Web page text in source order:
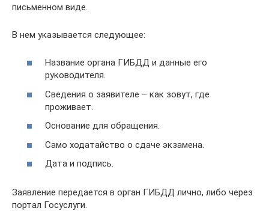
письменном виде.
В нем указывается следующее:
Название органа ГИБДД и данные его
руководителя.
Сведения о заявителе – как зовут, где
проживает.
Основание для обращения.
Само ходатайство о сдаче экзамена.
Дата и подпись.
Заявление передается в орган ГИБДД лично, либо через
портал Госуслуги.